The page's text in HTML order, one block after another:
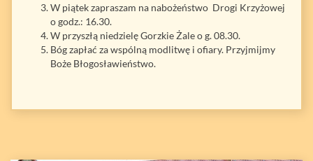
W piątek zapraszam na nabożeństwo Drogi Krzyżowej
o godz.: 16.30.
W przyszłą niedzielę Gorzkie Żale o g. 08.30.
Bóg zapłać za wspólną modlitwę i ofiary. Przyjmijmy
Boże Błogosławieństwo.